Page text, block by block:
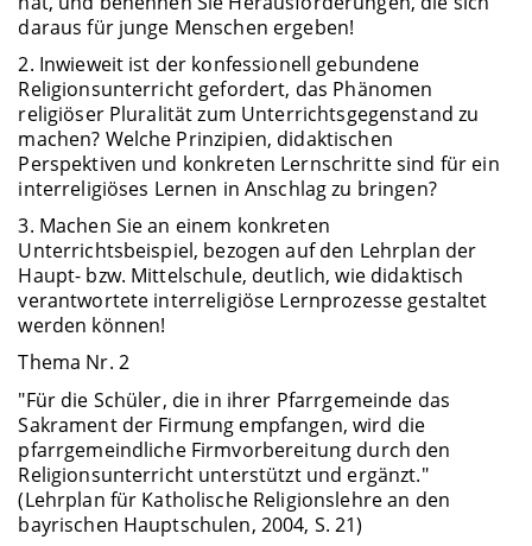
daraus für junge Menschen ergeben!
2. Inwieweit ist der konfessionell gebundene
Religionsunterricht gefordert, das Phänomen
religiöser Pluralität zum Unterrichtsgegenstand zu
machen? Welche Prinzipien, didaktischen
Perspektiven und konkreten Lernschritte sind für ein
interreligiöses Lernen in Anschlag zu bringen?
3. Machen Sie an einem konkreten
Unterrichtsbeispiel, bezogen auf den Lehrplan der
Haupt- bzw. Mittelschule, deutlich, wie didaktisch
verantwortete interreligiöse Lernprozesse gestaltet
werden können!
Thema Nr. 2
"Für die Schüler, die in ihrer Pfarrgemeinde das
Sakrament der Firmung empfangen, wird die
pfarrgemeindliche Firmvorbereitung durch den
Religionsunterricht unterstützt und ergänzt."
(Lehrplan für Katholische Religionslehre an den
bayrischen Hauptschulen, 2004, S. 21)